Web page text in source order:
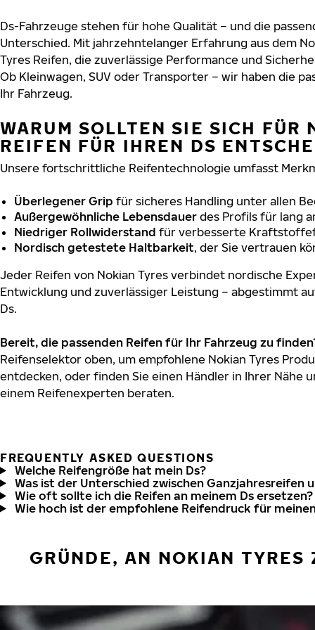
Ds-Fahrzeuge stehen für hohe Qualität – und die
Unterschied. Mit jahrzehntelanger Erfahrung aus dem
Tyres Reifen, die zuverlässige Performance und
Ob Kleinwagen, SUV oder Transporter – wir haben die
Ihr Fahrzeug.
WARUM SOLLTEN SIE SICH FÜR
REIFEN FÜR IHREN DS
Unsere fortschrittliche Reifentechnologie umfasst
Überlegener Grip für sicheres Handling unter allen
Außergewöhnliche Lebensdauer des Profils für lang
Niedriger Rollwiderstand für verbesserte
Nordisch getestete Haltbarkeit, der Sie vertrauen
Jeder Reifen von Nokian Tyres verbindet nordische
Entwicklung und zuverlässiger Leistung – abgestimmt
Ds.
Bereit, die passenden Reifen für Ihr Fahrzeug zu
Reifenselektor oben, um empfohlene Nokian Tyres
entdecken, oder finden Sie einen Händler in Ihrer Nähe
einem Reifenexperten beraten.
FREQUENTLY ASKED QUESTIONS
Welche Reifengröße hat mein Ds?
Was ist der Unterschied zwischen Ganzjahresreifen
Wie oft sollte ich die Reifen an meinem Ds ersetzen?
Wie hoch ist der empfohlene Reifendruck für
GRÜNDE, AN NOKIAN TYRES